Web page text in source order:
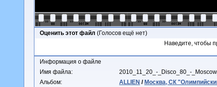
Оценить этот файл (Голосов ещё нет)
Наведите, чтобы
Информация о файле
Имя файла:
2010_11_20_-_Disco_80_-
Альбом:
ALLIEN / Москва, СК